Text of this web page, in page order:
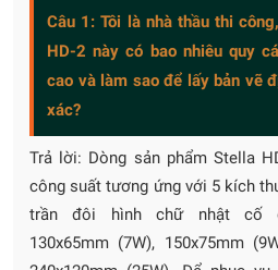
Câu 1: Tôi là nhà thầu thi
HD-2 này có bao nhiêu quy
cao và làm sao để lấy bản vẽ
xác?
Trả lời: Dòng sản phẩm Stella
công suất tương ứng với 5 kích
trần đôi hình chữ nhật cố
130x65mm (7W), 150x75mm